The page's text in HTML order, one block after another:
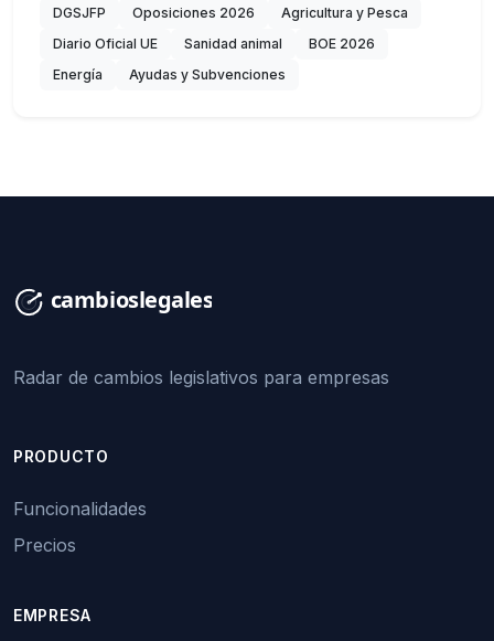
DGSJFP
Oposiciones 2026
Agricultura y Pesca
Diario Oficial UE
Sanidad animal
BOE 2026
Energía
Ayudas y Subvenciones
Radar de cambios legislativos para empresas
PRODUCTO
Funcionalidades
Precios
EMPRESA